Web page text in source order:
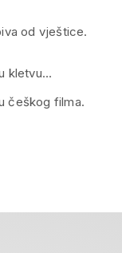
od vještice.
kletvu…
češkog filma.